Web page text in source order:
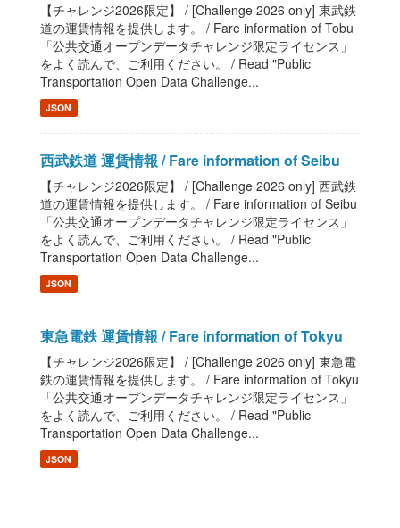
【チャレンジ2026限定】 / [Challenge 2026 only] 東武鉄
道の運賃情報を提供します。 / Fare information of Tobu
「公共交通オープンデータチャレンジ限定ライセンス」
をよく読んで、ご利用ください。 / Read "Public
Transportation Open Data Challenge...
JSON
西武鉄道 運賃情報 / Fare information of Seibu
【チャレンジ2026限定】 / [Challenge 2026 only] 西武鉄
道の運賃情報を提供します。 / Fare information of Seibu
「公共交通オープンデータチャレンジ限定ライセンス」
をよく読んで、ご利用ください。 / Read "Public
Transportation Open Data Challenge...
JSON
東急電鉄 運賃情報 / Fare information of Tokyu
【チャレンジ2026限定】 / [Challenge 2026 only] 東急電
鉄の運賃情報を提供します。 / Fare information of Tokyu
「公共交通オープンデータチャレンジ限定ライセンス」
をよく読んで、ご利用ください。 / Read "Public
Transportation Open Data Challenge...
JSON